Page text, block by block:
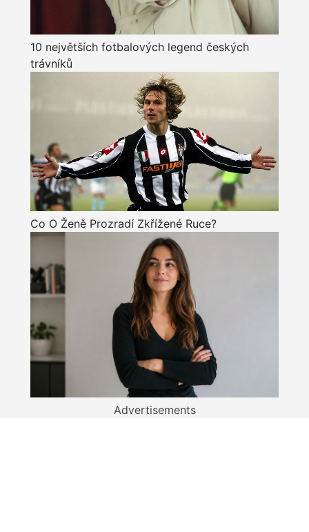
10 největších fotbalových legend českých
trávníků
Co O Ženě Prozradí Zkřížené Ruce?
Advertisements